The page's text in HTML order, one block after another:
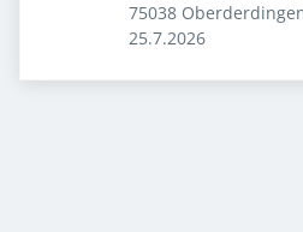
75038
Veröffentlicht
25.7.2026